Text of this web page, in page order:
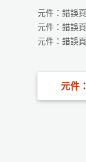
元件：錯誤
元件：錯誤
元件：錯誤
元件